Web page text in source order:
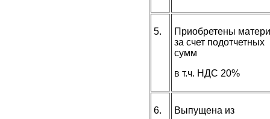
5.
Приобретены
за счет подотчетных
сумм
в т.ч. НДС 20%
6.
Выпущена из